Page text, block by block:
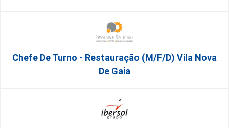
Chefe De Turno - Restauração (m/f/d) Vila Nova
De Gaia